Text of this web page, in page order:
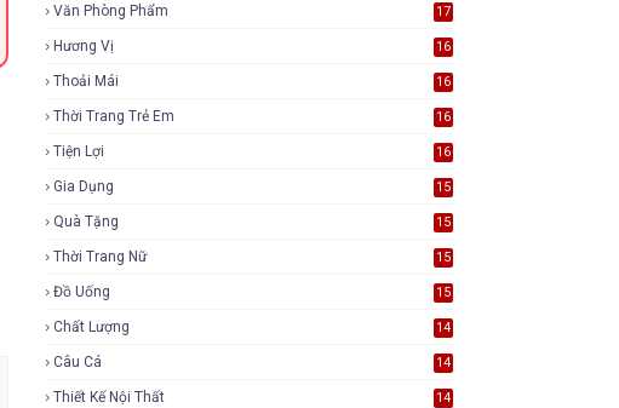
Văn Phòng Phẩm 17
Hương Vị 16
Thoải Mái 16
Thời Trang Trẻ Em 16
Tiện Lợi 16
Gia Dụng 15
Quà Tặng 15
Thời Trang Nữ 15
Đồ Uống 15
Chất Lượng 14
Câu Cá 14
Thiết Kế Nội Thất 14